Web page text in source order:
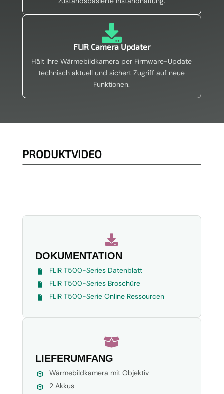

FLIR Camera Updater
Hält Ihre Wärmebildkamera per Firmware-Update
technisch aktuell und sichert Zugriff auf neue
Funktionen.
PRODUKTVIDEO

DOKUMENTATION
FLIR T500-Series Datenblatt
FLIR T500-Series Broschüre
FLIR T500-Serie Online Ressourcen

LIEFERUMFANG
Wärmebildkamera mit Objektiv
2 Akkus